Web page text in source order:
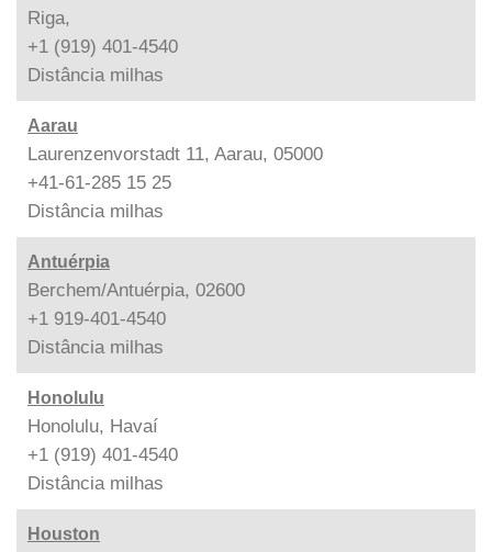
Riga,
+1 (919) 401-4540
Distância milhas
Aarau
Laurenzenvorstadt 11, Aarau, 05000
+41-61-285 15 25
Distância milhas
Antuérpia
Berchem/Antuérpia, 02600
+1 919-401-4540
Distância milhas
Honolulu
Honolulu, Havaí
+1 (919) 401-4540
Distância milhas
Houston